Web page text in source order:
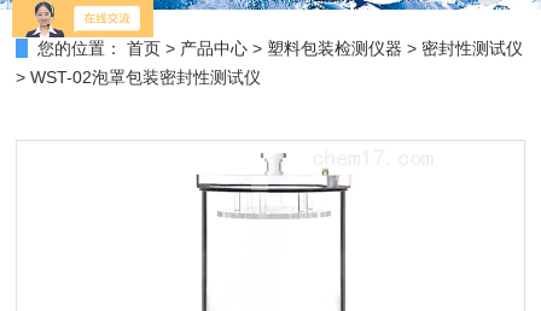
您的位置： 首页 > 产品中心 > 塑料包装检测仪器 > 密封性测试仪
> WST-02泡罩包装密封性测试仪